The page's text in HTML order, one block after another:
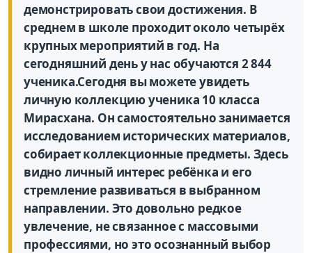
демонстрировать свои достижения. В
среднем в школе проходит около четырёх
крупных мероприятий в год. На
сегодняшний день у нас обучаются 2 844
ученика.Сегодня вы можете увидеть
личную коллекцию ученика 10 класса
Мирасхана. Он самостоятельно занимается
исследованием исторических материалов,
собирает коллекционные предметы. Здесь
видно личный интерес ребёнка и его
стремление развиваться в выбранном
направлении. Это довольно редкое
увлечение, не связанное с массовыми
профессиями, но это осознанный выбор